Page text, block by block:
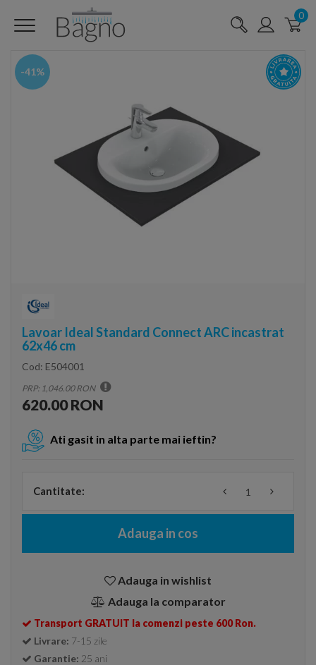
0
-41%
Lavoar Ideal Standard Connect ARC incastrat
62x46 cm
Cod: E504001
PRP: 1,046.00 RON
620.00 RON
Ati gasit in alta parte mai ieftin?
Cantitate:
Adauga in cos
Adauga in wishlist
Adauga la comparator
Transport GRATUIT la comenzi peste 600 Ron.
Livrare: 7-15 zile
Garantie: 25 ani